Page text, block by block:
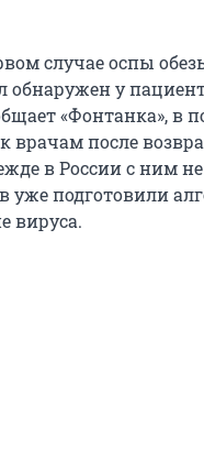
случае оспы
обнаружен у
«Фонтанка», в
врачам после
в России с ним
уже подготовили
вируса.